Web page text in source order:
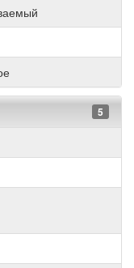
5